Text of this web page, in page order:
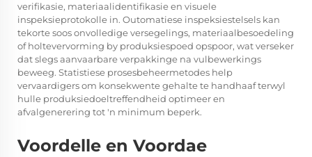
verifikasie, materiaalidentifikasie en visuele
inspeksieprotokolle in. Outomatiese inspeksiestelsels kan
tekorte soos onvolledige versegelings, materiaalbesoedeling
of holtevervorming by produksiespoed opspoor, wat verseker
dat slegs aanvaarbare verpakkinge na vulbewerkings
beweeg. Statistiese prosesbeheermetodes help
vervaardigers om konsekwente gehalte te handhaaf terwyl
hulle produksiedoeltreffendheid optimeer en
afvalgenerering tot 'n minimum beperk.
Voordelle en Voordae